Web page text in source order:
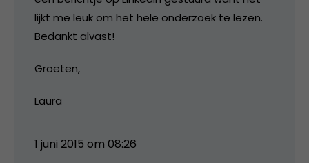
lijkt me leuk om het hele onderzoek te lezen.
Bedankt alvast!
Groeten,
Laura
1 juni 2015 om 08:26